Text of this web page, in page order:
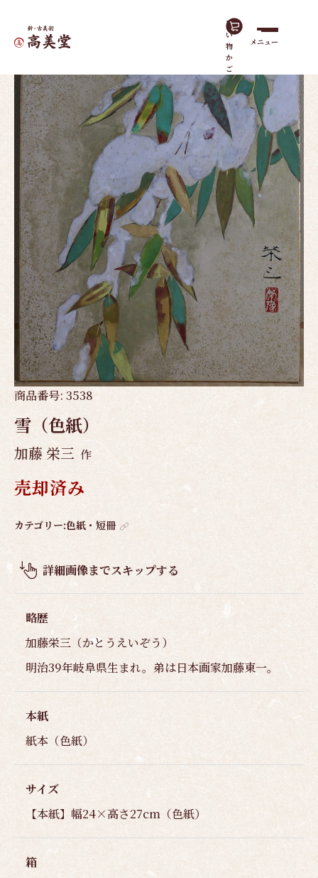
買
い
物
か
ご
メニュー
ホーム作品一覧
商品番号: 3538
雪（色紙）
加藤 栄三 作
売却済み
作
概
要
カテゴリー:色紙・短冊
詳細画像までスキップする
略歴
加藤栄三（かとうえいぞう）
明治39年岐阜県生まれ。弟は日本画家加藤東一。
本紙
紙本（色紙）
サイズ
【本紙】幅24×高さ27cm（色紙）
箱